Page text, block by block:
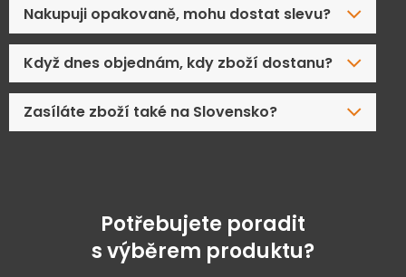
Nakupuji opakovaně, mohu dostat slevu?
Když dnes objednám, kdy zboží dostanu?
Zasíláte zboží také na Slovensko?
Potřebujete poradit
s výběrem produktu?